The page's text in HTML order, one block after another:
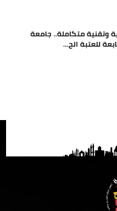
وتقنية متكاملة.. جامعة
للعتبة الح...